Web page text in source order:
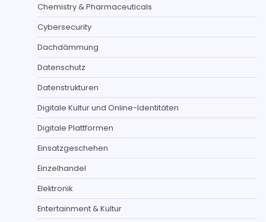
Chemistry & Pharmaceuticals
Cybersecurity
Dachdämmung
Datenschutz
Datenstrukturen
Digitale Kultur und Online-Identitäten
Digitale Plattformen
Einsatzgeschehen
Einzelhandel
Elektronik
Entertainment & Kultur